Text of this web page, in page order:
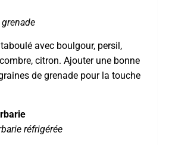
avec boulgour, persil,
citron. Ajouter une bonne
de grenade pour la touche
réfrigérée